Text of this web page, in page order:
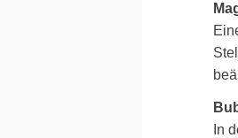
In